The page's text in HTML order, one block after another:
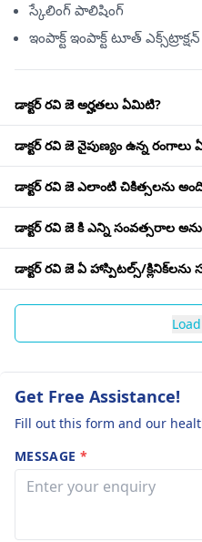
స్కేలింగ్ పాలిషింగ్
ఇంపాక్ట్ ఇంపాక్ట్ టూత్ ఎక్స్‌ట్రాక్షన్
డాక్టర్ రవి జె అర్హతలు ఏమిటి?
డాక్టర్ రవి జె నైపుణ్యం ఉన్న
డాక్టర్ రవి జె ఎలాంటి చికిత్సలను
డాక్టర్ రవి జె కి ఎన్ని సంవత్సరాల
డాక్టర్ రవి జె ఏ హాస్పిటల్స్/క్లినిక్‌లను
Get Free Assistance!
Fill out this form and our
MESSAGE *